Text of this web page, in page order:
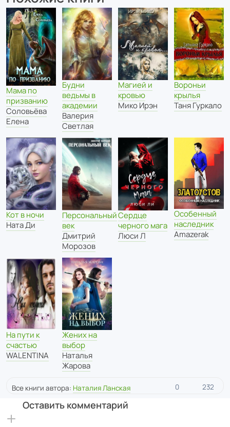
Мама по
призванию
Соловьёва
Елена
Будни
ведьмы в
академии
Валерия
Светлая
Магией и
кровью
Мико Ирэн
Вороньи
крылья
Таня Гуркало
Кот в ночи
Ната Ди
Персональный
век
Дмитрий
Морозов
Сердце
черного мага
Люси Л
Особенный
наследник
Amazerak
На пути к
счастью
WALENTINA
Жених на
выбор
Наталья
Жарова
Все книги автора: Наталия Ланская 0 232
Оставить комментарий